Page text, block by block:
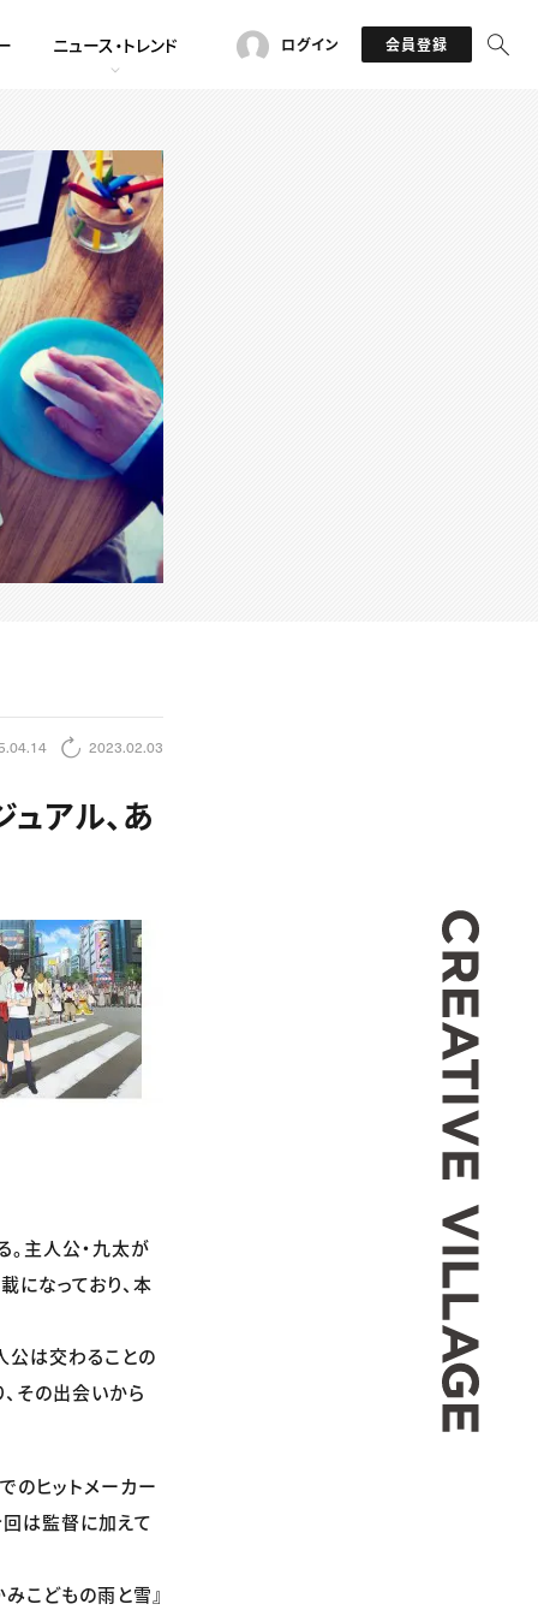
ニュース・トレンド ログイン 会員登録
2023.02.03
アル、あ
主人公・九太が
になっており、本
公は交わることの
その出会いから
のヒットメーカー
回は監督に加えて
こどもの雨と雪』